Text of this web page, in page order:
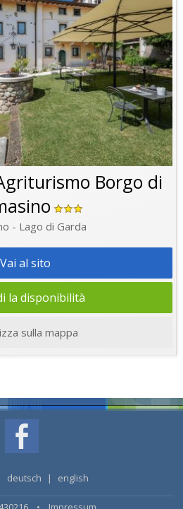
Borgo di
- Lago di Garda
Vai al sito
la disponibilità
sulla mappa
deutsch | english